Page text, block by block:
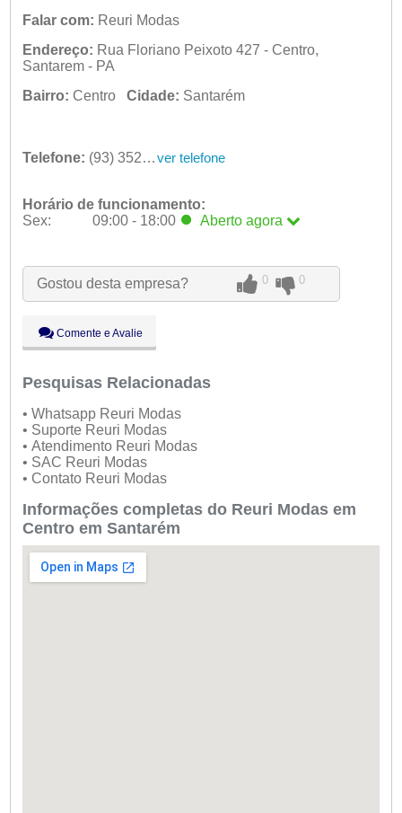
Falar com: Reuri Modas
Endereço: Rua Floriano Peixoto 427 - Centro,
Santarem - PA
Bairro: Centro Cidade: Santarém
Telefone: (93) 3523-5778 ver telefone
Horário de funcionamento:
Sex:
09:00 - 18:00 Aberto agora
Qua:
09:00 - 18:00
Qui:
09:00 - 18:00
Sáb:
Dom:
Fechado
Gostou desta empresa? 0 0
Comente e Avalie
Pesquisas Relacionadas
• Whatsapp Reuri Modas
• Suporte Reuri Modas
• Atendimento Reuri Modas
• SAC Reuri Modas
• Contato Reuri Modas
Informações completas do Reuri Modas em
Centro em Santarém